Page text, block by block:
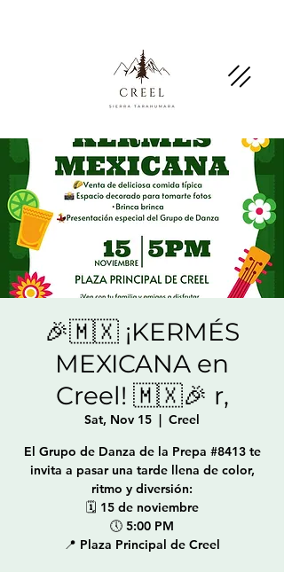
🎉🇲🇽 ¡KERMÉS
MEXICANA en
Creel! 🇲🇽🎉 r,
Sat, Nov 15
  |
Creel
El Grupo de Danza de la Prepa #8413 te
invita a pasar una tarde llena de color,
ritmo y diversión:
🗓 15 de noviembre
🕔 5:00 PM
📍 Plaza Principal de Creel